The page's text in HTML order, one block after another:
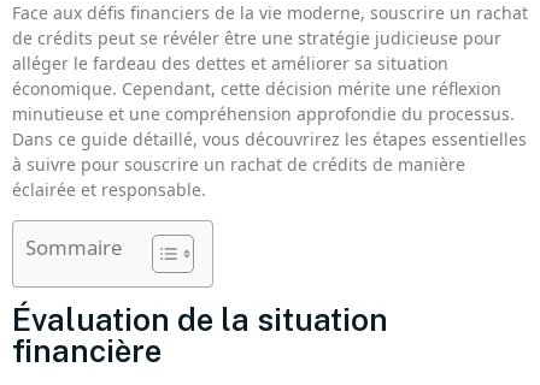
Face aux défis financiers de la vie moderne, souscrire un rachat
de crédits peut se révéler être une stratégie judicieuse pour
alléger le fardeau des dettes et améliorer sa situation
économique. Cependant, cette décision mérite une réflexion
minutieuse et une compréhension approfondie du processus.
Dans ce guide détaillé, vous découvrirez les étapes essentielles
à suivre pour souscrire un rachat de crédits de manière
éclairée et responsable.
Sommaire
Évaluation de la situation
financière